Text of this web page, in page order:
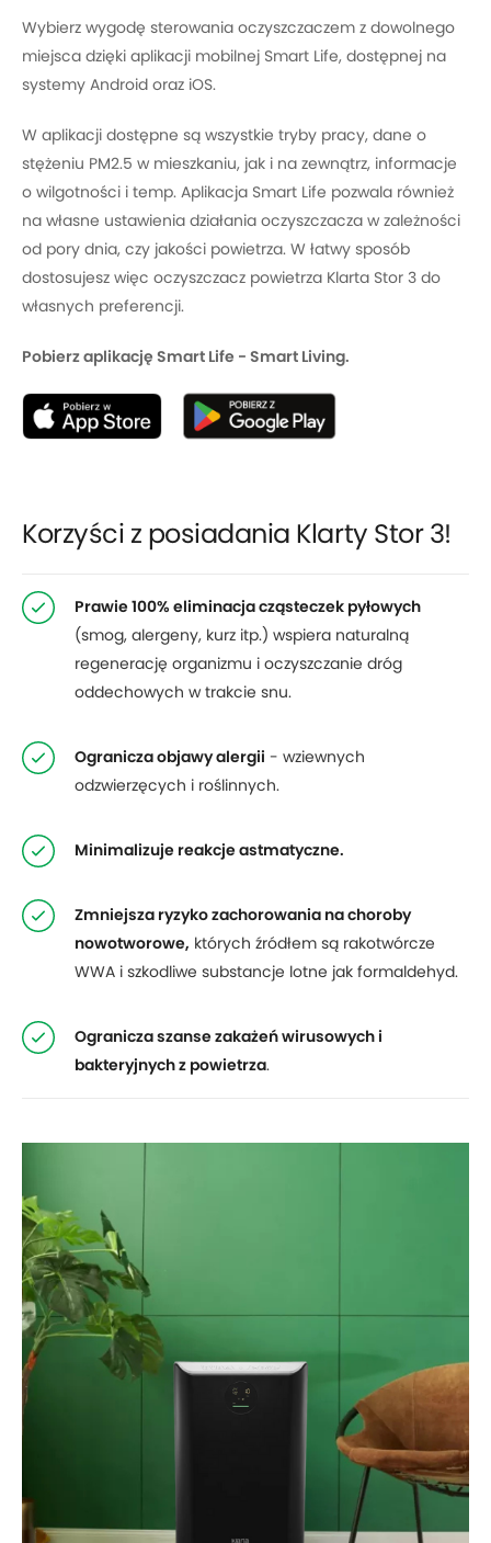
Wybierz wygodę sterowania oczyszczaczem z dowolnego
miejsca dzięki aplikacji mobilnej Smart Life, dostępnej na
systemy Android oraz iOS.
W aplikacji dostępne są wszystkie tryby pracy, dane o
stężeniu PM2.5 w mieszkaniu, jak i na zewnątrz, informacje
o wilgotności i temp. Aplikacja Smart Life pozwala również
na własne ustawienia działania oczyszczacza w zależności
od pory dnia, czy jakości powietrza. W łatwy sposób
dostosujesz więc oczyszczacz powietrza Klarta Stor 3 do
własnych preferencji.
Pobierz aplikację Smart Life - Smart Living.
Korzyści z posiadania Klarty Stor 3!
Prawie 100% eliminacja cząsteczek pyłowych
(smog, alergeny, kurz itp.) wspiera naturalną
regenerację organizmu i oczyszczanie dróg
oddechowych w trakcie snu.
Ogranicza objawy alergii - wziewnych
odzwierzęcych i roślinnych.
Minimalizuje reakcje astmatyczne.
Zmniejsza ryzyko zachorowania na choroby
nowotworowe, których źródłem są rakotwórcze
WWA i szkodliwe substancje lotne jak formaldehyd.
Ogranicza szanse zakażeń wirusowych i
bakteryjnych z powietrza.